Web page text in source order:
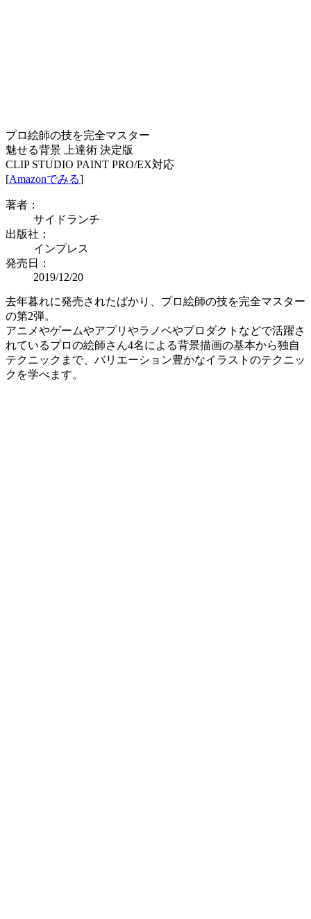
プロ絵師の技を完全マスター
魅せる背景 上達術 決定版
CLIP STUDIO PAINT PRO/EX対応
[Amazonでみる]
著者：
サイドランチ
出版社：
インプレス
発売日：
2019/12/20
去年暮れに発売されたばかり、プロ絵師の技を完全マスター
の第2弾。
アニメやゲームやアプリやラノベやプロダクトなどで活躍さ
れているプロの絵師さん4名による背景描画の基本から独自
テクニックまで、バリエーション豊かなイラストのテクニッ
クを学べます。